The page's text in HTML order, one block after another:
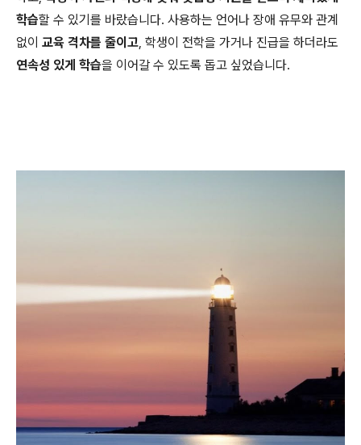
학습할 수 있기를 바랐습니다. 사용하는 언어나 장애 유무와 관계
없이 교육 격차를 줄이고, 학생이 전학을 가거나 진급을 하더라도
연속성 있게 학습을 이어갈 수 있도록 돕고 싶었습니다.